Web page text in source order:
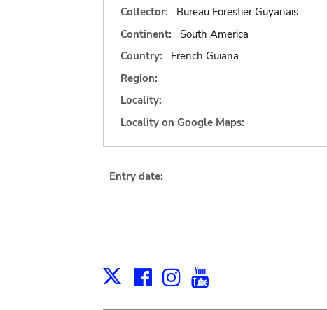
Collector:
Bureau Forestier Guyanais
Continent:
South America
Country:
French Guiana
Region:
Locality:
Locality on Google Maps:
Entry date:
X Facebook
Instagram